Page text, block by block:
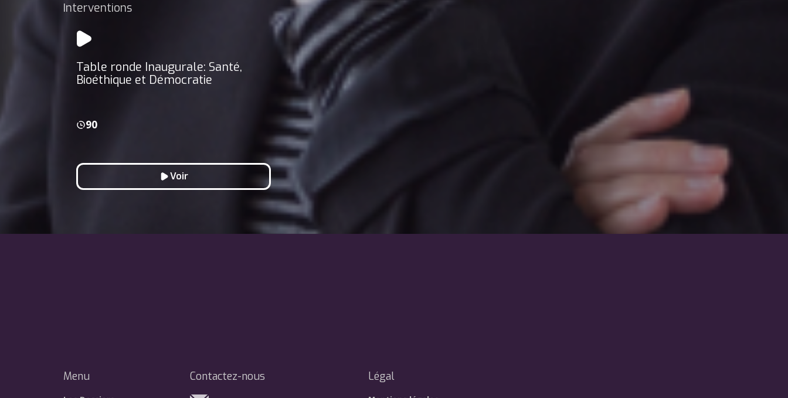
Interventions
Table ronde Inaugurale: Santé,
Bioéthique et Démocratie
90
Voir
Menu Contactez-nous Légal